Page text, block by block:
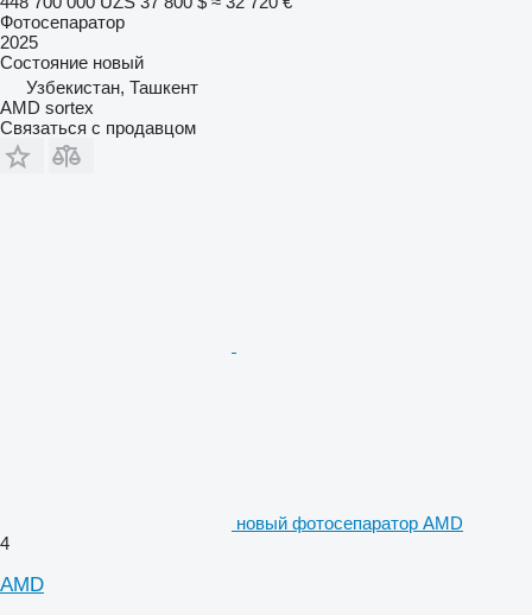
Фотосепаратор
2025
Состояние новый
Узбекистан, Ташкент
AMD sortex
Связаться с продавцом
новый фотосепаратор AMD
4
AMD